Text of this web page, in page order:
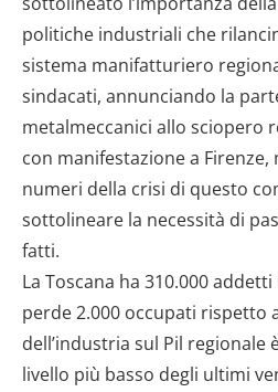
politiche industriali che
sistema manifatturiero
sindacati, annunciando la
metalmeccanici allo sciopero
con manifestazione a
numeri della crisi di questo
sottolineare la necessità di
fatti.
La Toscana ha 310.000
perde 2.000 occupati rispetto
dell’industria sul Pil regionale
livello più basso degli ultimi